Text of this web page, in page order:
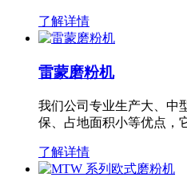
了解详情
雷蒙磨粉机
我们公司专业生产大、中
保、占地面积小等优点，
了解详情